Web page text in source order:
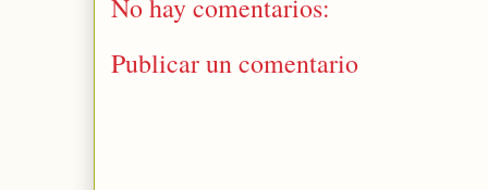
No hay comentarios:
Publicar un comentario